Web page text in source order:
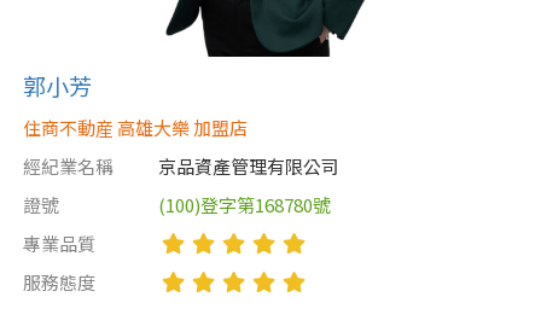
30-40 年
40 年以上
郭小芳
住商不動産 高雄大樂 加盟店
經紀業名稱
京品資產管理有限公司
證號
(100)登字第168780號
專業品質
服務態度